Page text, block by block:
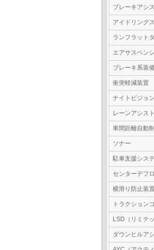
ブレーキアシ
アイドリング
ランフラット
エアサスペン
ブレーキ系装
衝突軽減装置
ナイトビジョン
レーンアシスト
車間距離自動
ソナー
駐車支援シス
センターデフ
横滑り防止装
トラクション
LSD（リミテ
ダウンヒルア